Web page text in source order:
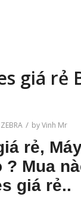
giá rẻ
/ byVinh Mr
rẻ,
Mua
giá rẻ..